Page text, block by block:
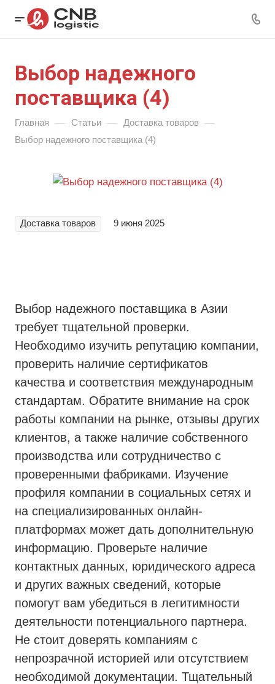
Выбор надежного
поставщика (4)
Главная — Статьи — Доставка товаров —
Выбор надежного поставщика (4)
Доставка товаров 9 июня 2025
Выбор надежного поставщика в Азии
требует тщательной проверки.
Необходимо изучить репутацию компании,
проверить наличие сертификатов
качества и соответствия международным
стандартам. Обратите внимание на срок
работы компании на рынке, отзывы других
клиентов, а также наличие собственного
производства или сотрудничество с
проверенными фабриками. Изучение
профиля компании в социальных сетях и
на специализированных онлайн-
платформах может дать дополнительную
информацию. Проверьте наличие
контактных данных, юридического адреса
и других важных сведений, которые
помогут вам убедиться в легитимности
деятельности потенциального партнера.
Не стоит доверять компаниям с
непрозрачной историей или отсутствием
необходимой документации. Тщательный